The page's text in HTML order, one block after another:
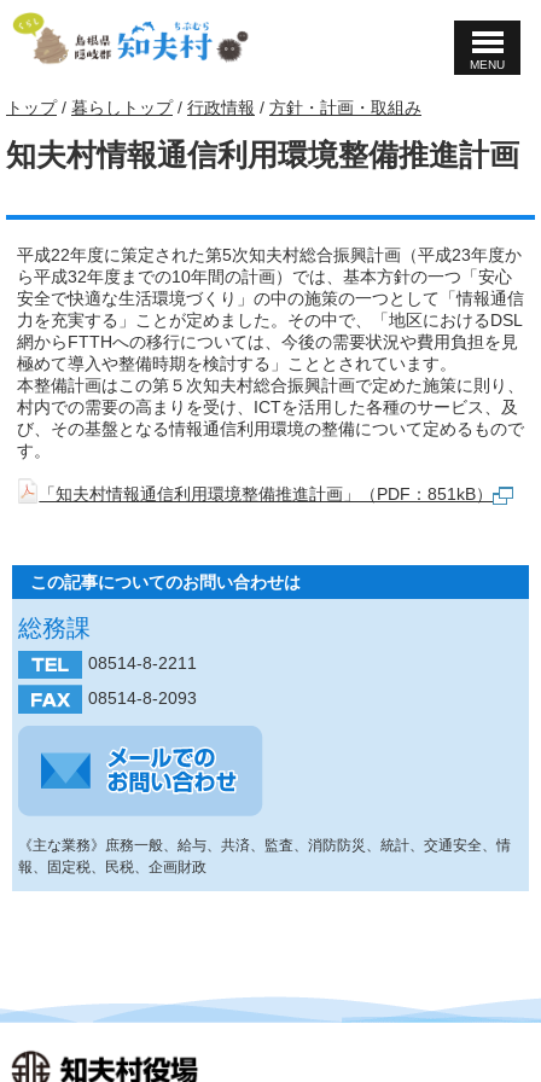
このページの本文へ
MENU
現
の
位
トップ/ 暮らしトップ/ 行政情報 / 方針・計画・取組み
知夫村情報通信利用環境整備推進計画
平成22年度に策定された第5次知夫村総合振興計画（平成23年度か
ら平成32年度までの10年間の計画）では、基本方針の一つ「安心
安全で快適な生活環境づくり」の中の施策の一つとして「情報通信
力を充実する」ことが定めました。その中で、「地区におけるDSL
網からFTTHへの移行については、今後の需要状況や費用負担を見
極めて導入や整備時期を検討する」こととされています。
本整備計画はこの第５次知夫村総合振興計画で定めた施策に則り、
村内での需要の高まりを受け、ICTを活用した各種のサービス、及
び、その基盤となる情報通信利用環境の整備について定めるもので
す。
「知夫村情報通信利用環境整備推進計画」（PDF：851kB）
この記事についてのお問い合わせは
総務課
08514-8-2211
08514-8-2093
《主な業務》庶務一般、給与、共済、監査、消防防災、統計、交通安全、情
報、固定税、民税、企画財政